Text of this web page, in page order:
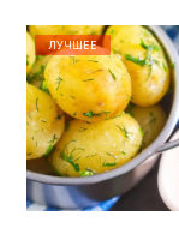
ЛУЧШЕЕ